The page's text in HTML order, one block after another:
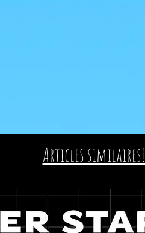
Articles similaires!